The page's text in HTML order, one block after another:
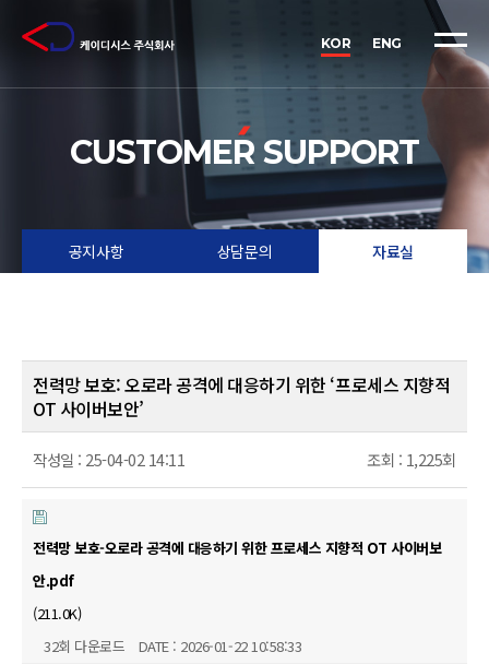
케
이
디
(KDSYS)
데
이
호
운
영
기
술
(OT)
보
안
KOR ENG
CUSTOMER SUPPORT
공지사항 상담문의 자료실
전력망 보호: 오로라 공격에 대응하기 위한 ‘프로세스 지향적
OT 사이버보안’
작성일 : 25-04-02 14:11 조회 : 1,225회
전력망 보호-오로라 공격에 대응하기 위한 프로세스 지향적 OT 사이버보
안.pdf
(211.0K)
32회 다운로드
DATE : 2026-01-22 10:58:33